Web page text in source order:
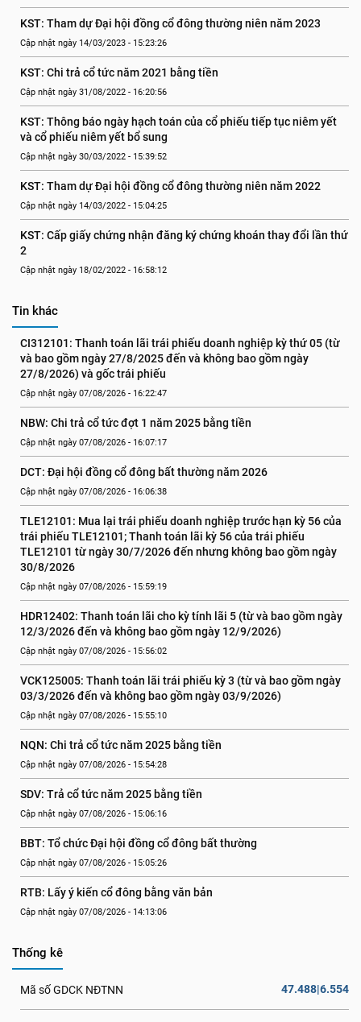
KST: Tham dự Đại hội đồng cổ đông thường niên năm 2023
Cập nhật ngày 14/03/2023 - 15:23:26
KST: Chi trả cổ tức năm 2021 bằng tiền
Cập nhật ngày 31/08/2022 - 16:20:56
KST: Thông báo ngày hạch toán của cổ phiếu tiếp tục niêm yết
và cổ phiếu niêm yết bổ sung
Cập nhật ngày 30/03/2022 - 15:39:52
KST: Tham dự Đại hội đồng cổ đông thường niên năm 2022
Cập nhật ngày 14/03/2022 - 15:04:25
KST: Cấp giấy chứng nhận đăng ký chứng khoán thay đổi lần thứ
2
Cập nhật ngày 18/02/2022 - 16:58:12
Tin khác
CI312101: Thanh toán lãi trái phiếu doanh nghiệp kỳ thứ 05 (từ
và bao gồm ngày 27/8/2025 đến và không bao gồm ngày
27/8/2026) và gốc trái phiếu
Cập nhật ngày 07/08/2026 - 16:22:47
NBW: Chi trả cổ tức đợt 1 năm 2025 bằng tiền
Cập nhật ngày 07/08/2026 - 16:07:17
DCT: Đại hội đồng cổ đông bất thường năm 2026
Cập nhật ngày 07/08/2026 - 16:06:38
TLE12101: Mua lại trái phiếu doanh nghiệp trước hạn kỳ 56 của
trái phiếu TLE12101; Thanh toán lãi kỳ 56 của trái phiếu
TLE12101 từ ngày 30/7/2026 đến nhưng không bao gồm ngày
30/8/2026
Cập nhật ngày 07/08/2026 - 15:59:19
HDR12402: Thanh toán lãi cho kỳ tính lãi 5 (từ và bao gồm ngày
12/3/2026 đến và không bao gồm ngày 12/9/2026)
Cập nhật ngày 07/08/2026 - 15:56:02
VCK125005: Thanh toán lãi trái phiếu kỳ 3 (từ và bao gồm ngày
03/3/2026 đến và không bao gồm ngày 03/9/2026)
Cập nhật ngày 07/08/2026 - 15:55:10
NQN: Chi trả cổ tức năm 2025 bằng tiền
Cập nhật ngày 07/08/2026 - 15:54:28
SDV: Trả cổ tức năm 2025 bằng tiền
Cập nhật ngày 07/08/2026 - 15:06:16
BBT: Tổ chức Đại hội đồng cổ đông bất thường
Cập nhật ngày 07/08/2026 - 15:05:26
RTB: Lấy ý kiến cổ đông bằng văn bản
Cập nhật ngày 07/08/2026 - 14:13:06
Thống kê
Mã số GDCK NĐTNN 47.488|6.554